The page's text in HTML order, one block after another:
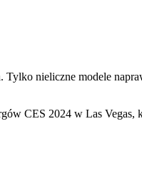
Tylko nieliczne modele
CES 2024 w Las